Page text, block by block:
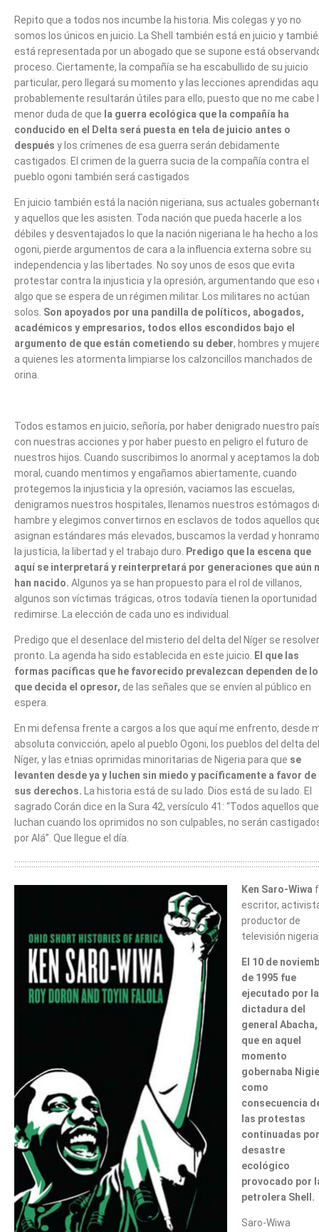
Repito que a todos nos incumbe la historia. Mis colegas y yo no
somos los únicos en juicio. La Shell también está en juicio y
está representada por un abogado que se supone está
proceso. Ciertamente, la compañía se ha escabullido de su juicio
particular, pero llegará su momento y las lecciones aprendidas
probablemente resultarán útiles para ello, puesto que no me cabe
menor duda de que la guerra ecológica que la compañía ha
conducido en el Delta será puesta en tela de juicio antes o
después y los crímenes de esa guerra serán debidamente
castigados. El crimen de la guerra sucia de la compañía contra el
pueblo ogoni también será castigados
En juicio también está la nación nigeriana, sus actuales
y aquellos que les asisten. Toda nación que pueda hacerle a los
débiles y desventajados lo que la nación nigeriana le ha hecho a los
ogoni, pierde argumentos de cara a la influencia externa sobre su
independencia y las libertades. No soy unos de esos que evita
protestar contra la injusticia y la opresión, argumentando que eso
algo que se espera de un régimen militar. Los militares no actúan
solos. Son apoyados por una pandilla de políticos, abogados,
académicos y empresarios, todos ellos escondidos bajo el
argumento de que están cometiendo su deber, hombres y
a quienes les atormenta limpiarse los calzoncillos manchados de
orina.
Todos estamos en juicio, señoría, por haber denigrado nuestro
con nuestras acciones y por haber puesto en peligro el futuro de
nuestros hijos. Cuando suscribimos lo anormal y aceptamos la
moral, cuando mentimos y engañamos abiertamente, cuando
protegemos la injusticia y la opresión, vaciamos las escuelas,
denigramos nuestros hospitales, llenamos nuestros estómagos
hambre y elegimos convertirnos en esclavos de todos aquellos
asignan estándares más elevados, buscamos la verdad y
la justicia, la libertad y el trabajo duro. Predigo que la escena que
aquí se interpretará y reinterpretará por generaciones que aún
han nacido. Algunos ya se han propuesto para el rol de villanos,
algunos son víctimas trágicas, otros todavía tienen la oportunidad
redimirse. La elección de cada uno es individual.
Predigo que el desenlace del misterio del delta del Níger se
pronto. La agenda ha sido establecida en este juicio. El que las
formas pacíficas que he favorecido prevalezcan dependen de lo
que decida el opresor, de las señales que se envíen al público en
espera.
En mi defensa frente a cargos a los que aquí me enfrento, desde
absoluta convicción, apelo al pueblo Ogoni, los pueblos del delta del
Níger, y las etnias oprimidas minoritarias de Nigeria para que se
levanten desde ya y luchen sin miedo y pacíficamente a favor de
sus derechos. La historia está de su lado. Dios está de su lado. El
sagrado Corán dice en la Sura 42, versículo 41: “Todos aquellos que
luchan cuando los oprimidos no son culpables, no serán
por Alá”. Que llegue el día.
Ken Saro-Wiwa
escritor,
productor de
televisión
El 10 de
de 1995 fue
ejecutado por la
dictadura del
general Abacha,
que en aquel
momento
gobernaba
como
consecuencia
las protestas
continuadas
desastre
ecológico
provocado por
petrolera Shell.
Saro-Wiwa